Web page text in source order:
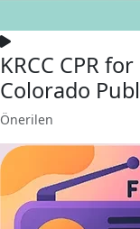
KRCC CPR
Colorado
Önerilen